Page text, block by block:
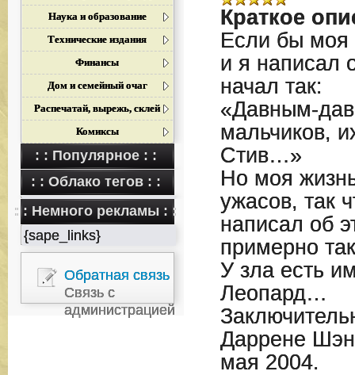
Наука и образование
Технические издания
Финансы
Дом и семейный очаг
Распечатай, вырежь, склей
Комиксы
: : Популярное : :
: : Облако тегов : :
: : Немного рекламы : :
{sape_links}
Обратная связь
Связь с
администрацией
Краткое
Если бы моя
и я написал
начал так:
«Давным-
мальчиков,
Стив…»
Но моя
ужасов, так
написал об
примерно
У зла есть
Леопард…
Даррене
мая 2004.